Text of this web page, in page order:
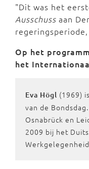
"Dit was het
Ausschuss aan
Op het
het
Eva Högl (1969)
van de
Osnabrück en
2009 bij het